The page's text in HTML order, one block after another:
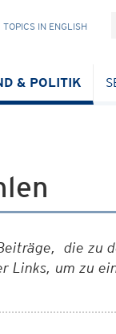
TOPICS IN ENGLISH
& POLITIK
die zu
Links, um